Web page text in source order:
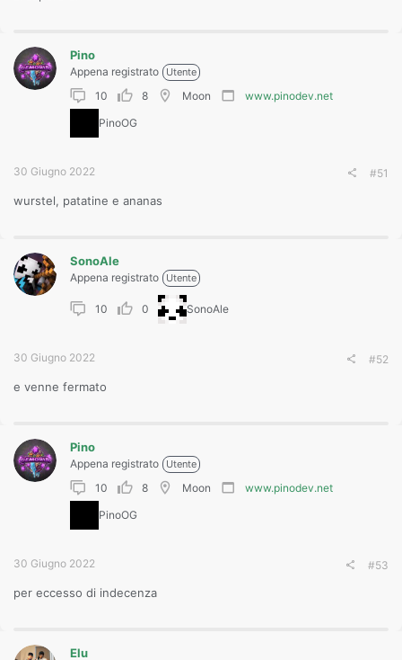
Pino
Appena registrato Utente
10 8 Moon
www.pinodev.net
PinoOG
30 Giugno 2022 #51
wurstel, patatine e ananas
SonoAle
Appena registrato Utente
10 0 SonoAle
30 Giugno 2022 #52
e venne fermato
Pino
Appena registrato Utente
10 8 Moon
www.pinodev.net
PinoOG
30 Giugno 2022 #53
per eccesso di indecenza
Elu